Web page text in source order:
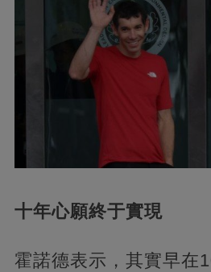
十年心願終于實現
霍諾德表示，其實早在